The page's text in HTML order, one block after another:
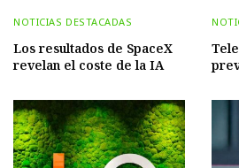
NOTICIAS DESTACADAS
Los resultados de SpaceX
revelan el coste de la IA